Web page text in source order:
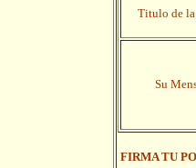
Titulo de la
Su
FIRMA TU